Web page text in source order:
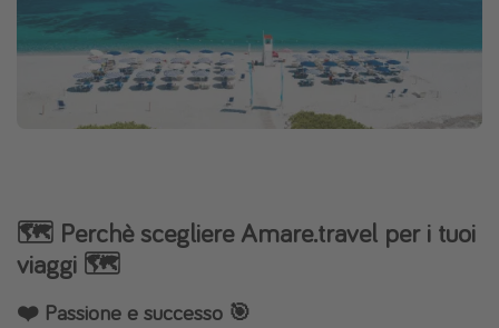
🗺️ Perchè scegliere Amare.travel per i tuoi
viaggi 🗺️
❤️ Passione e successo 🎯